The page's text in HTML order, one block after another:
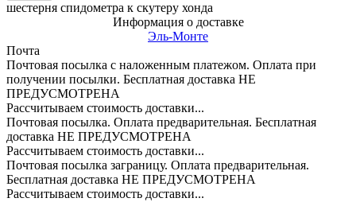
шестерня спидометра к скутеру хонда
Информация о доставке
Эль-Монте
Почта
Почтовая посылка с наложенным платежом. Оплата при
получении посылки. Бесплатная доставка НЕ
ПРЕДУСМОТРЕНА
Рассчитываем стоимость доставки...
Почтовая посылка. Оплата предварительная. Бесплатная
доставка НЕ ПРЕДУСМОТРЕНА
Рассчитываем стоимость доставки...
Почтовая посылка заграницу. Оплата предварительная.
Бесплатная доставка НЕ ПРЕДУСМОТРЕНА
Рассчитываем стоимость доставки...